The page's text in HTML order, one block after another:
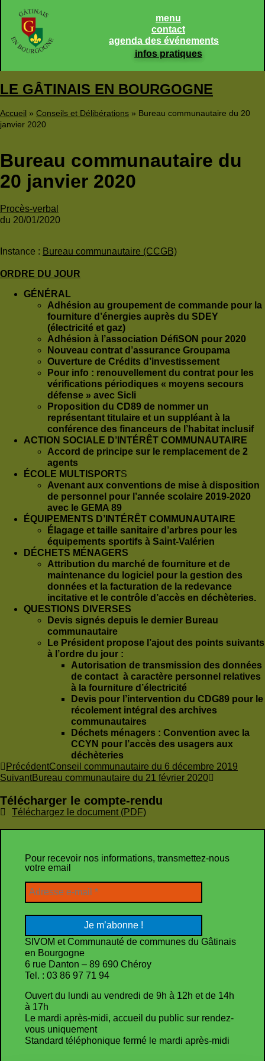
menu
contact
agenda des événements
infos pratiques
LE GÂTINAIS EN BOURGOGNE
Accueil » Conseils et Délibérations » Bureau communautaire du 20
janvier 2020
Bureau communautaire du
20 janvier 2020
Procès-verbal
du 20/01/2020
Instance : Bureau communautaire (CCGB)
ORDRE DU JOUR
GÉNÉRAL
Adhésion au groupement de commande pour la
fourniture d’énergies auprès du SDEY
(électricité et gaz)
Adhésion à l’association DéfiSON pour 2020
Nouveau contrat d’assurance Groupama
Ouverture de Crédits d’investissement
Pour info : renouvellement du contrat pour les
vérifications périodiques « moyens secours
défense » avec Sicli
Proposition du CD89 de nommer un
représentant titulaire et un suppléant à la
conférence des financeurs de l’habitat inclusif
ACTION SOCIALE D’INTÉRÊT COMMUNAUTAIRE
Accord de principe sur le remplacement de 2
agents
ÉCOLE MULTISPORTS
Avenant aux conventions de mise à disposition
de personnel pour l’année scolaire 2019-2020
avec le GEMA 89
ÉQUIPEMENTS D’INTÉRÊT COMMUNAUTAIRE
Élagage et taille sanitaire d’arbres pour les
équipements sportifs à Saint-Valérien
DÉCHETS MÉNAGERS
Attribution du marché de fourniture et de
maintenance du logiciel pour la gestion des
données et la facturation de la redevance
incitative et le contrôle d’accès en déchèteries.
QUESTIONS DIVERSES
Devis signés depuis le dernier Bureau
communautaire
Le Président propose l’ajout des points suivants
à l’ordre du jour :
Autorisation de transmission des données
de contact à caractère personnel relatives
à la fourniture d’électricité
Devis pour l’intervention du CDG89 pour le
récolement intégral des archives
communautaires
Déchets ménagers : Convention avec la
CCYN pour l’accès des usagers aux
déchèteries
PrécédentConseil communautaire du 6 décembre 2019
SuivantBureau communautaire du 21 février 2020
Télécharger le compte-rendu
Téléchargez le document (PDF)
Pour recevoir nos informations, transmettez-nous
votre email
SIVOM et Communauté de communes du Gâtinais
en Bourgogne
6 rue Danton – 89 690 Chéroy
Tel. : 03 86 97 71 94
Ouvert du lundi au vendredi de 9h à 12h et de 14h
à 17h
Le mardi après-midi, accueil du public sur rendez-
vous uniquement
Standard téléphonique fermé le mardi après-midi